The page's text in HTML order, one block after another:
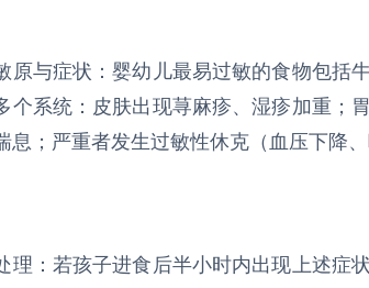
原与症状：婴幼儿最易过敏的食物包括
个系统：皮肤出现荨麻疹、湿疹加重；
息；严重者发生过敏性休克（血压下降
理：若孩子进食后半小时内出现上述症